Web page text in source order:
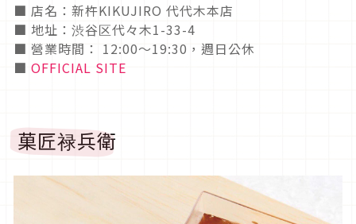
■ 店名：新杵KIKUJIRO 代代木本店
■ 地址：渋谷区代々木1-33-4
■ 營業時間： 12:00～19:30，週日公休
■ OFFICIAL SITE
菓匠禄兵衛